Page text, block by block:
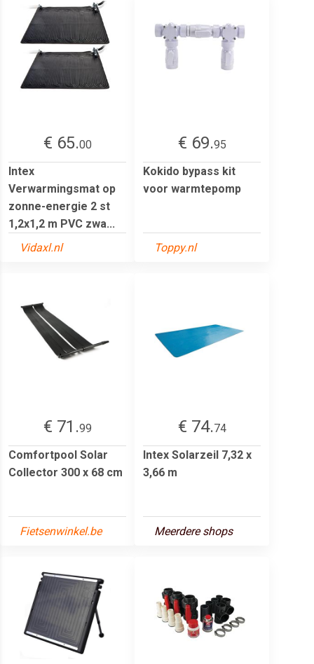
€ 65.00
Intex
Verwarmingsmat op
zonne-energie 2 st
1,2x1,2 m PVC zwa...
Vidaxl.nl
€ 69.95
Kokido bypass kit
voor warmtepomp
Toppy.nl
€ 71.99
Comfortpool Solar
Collector 300 x 68 cm
Fietsenwinkel.be
€ 74.74
Intex Solarzeil 7,32 x
3,66 m
Meerdere shops